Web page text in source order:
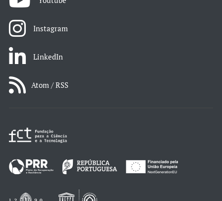
Instagram
LinkedIn
Atom / RSS